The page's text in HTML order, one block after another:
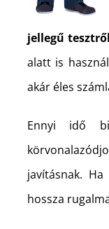
jellegű
alatt is
akár éles
Ennyi idő
javításnak.
hossza